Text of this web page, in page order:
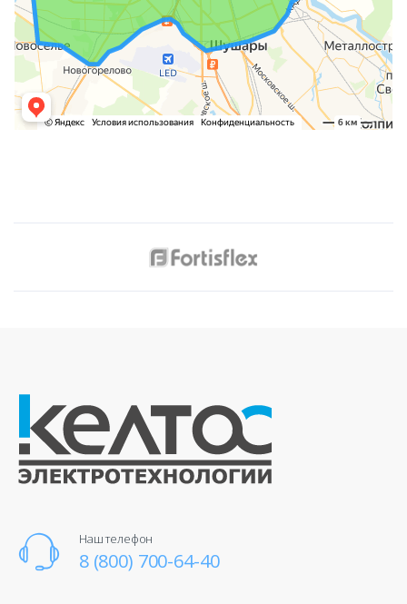
Наш телефон
8 (800) 700-64-40